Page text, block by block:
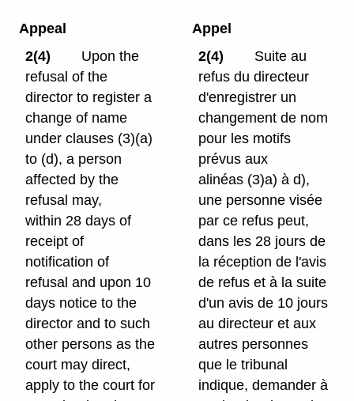
Appeal
2(4)
Upon the
refusal of the
director to register a
change of name
under clauses (3)⁠(a)
to (d), a person
affected by the
refusal may,
within 28 days of
receipt of
notification of
refusal and upon 10
days notice to the
director and to such
other persons as the
court may direct,
apply to the court for
Appel
2(4)
Suite au
refus du directeur
d'enregistrer un
changement de nom
pour les motifs
prévus aux
alinéas (3)a) à d),
une personne visée
par ce refus peut,
dans les 28 jours de
la réception de l'avis
de refus et à la suite
d'un avis de 10 jours
au directeur et aux
autres personnes
que le tribunal
indique, demander à